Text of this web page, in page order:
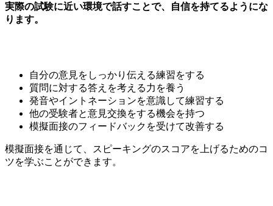
実際の試験に近い環境で話すことで、自信を持てるようにな
ります。
自分の意見をしっかり伝える練習をする
質問に対する答えを考える力を養う
発音やイントネーションを意識して練習する
他の受験者と意見交換をする機会を持つ
模擬面接のフィードバックを受けて改善する
模擬面接を通じて、スピーキングのスコアを上げるためのコ
ツを学ぶことができます。